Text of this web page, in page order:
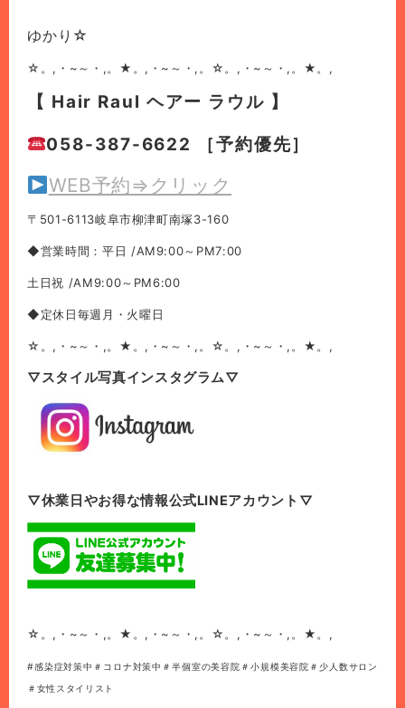
ゆかり☆
☆。,・~～・,。★。,・~～・,。☆。,・~～・,。★。,
【 Hair Raul ヘアー ラウル 】
058-387-6622 ［予約優先］
WEB予約⇒クリック
〒501-6113岐阜市柳津町南塚3-160
◆営業時間：平日 /AM9:00～PM7:00
土日祝 /AM9:00～PM6:00
◆定休日毎週月・火曜日
☆。,・~～・,。★。,・~～・,。☆。,・~～・,。★。,
▽スタイル写真インスタグラム▽
▽休業日やお得な情報公式LINEアカウント▽
☆。,・~～・,。★。,・~～・,。☆。,・~～・,。★。,
#感染症対策中＃コロナ対策中＃半個室の美容院＃小規模美容院＃少人数サロン
＃女性スタイリスト